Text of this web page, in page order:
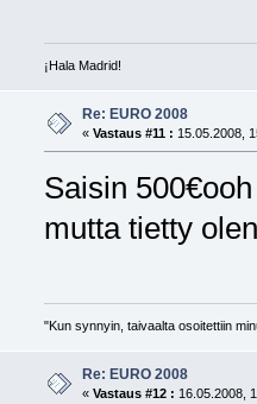
¡Hala Madrid!
Re: EURO 2008
« Vastaus #11 : 15.05.2008,
Saisin
mutta tietty
"Kun synnyin, taivaalta osoitettiin
Re: EURO 2008
« Vastaus #12 : 16.05.2008,